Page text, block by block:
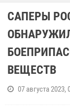
САПЕРЫ
ВЕЩЕСТВ
07 августа 2023,